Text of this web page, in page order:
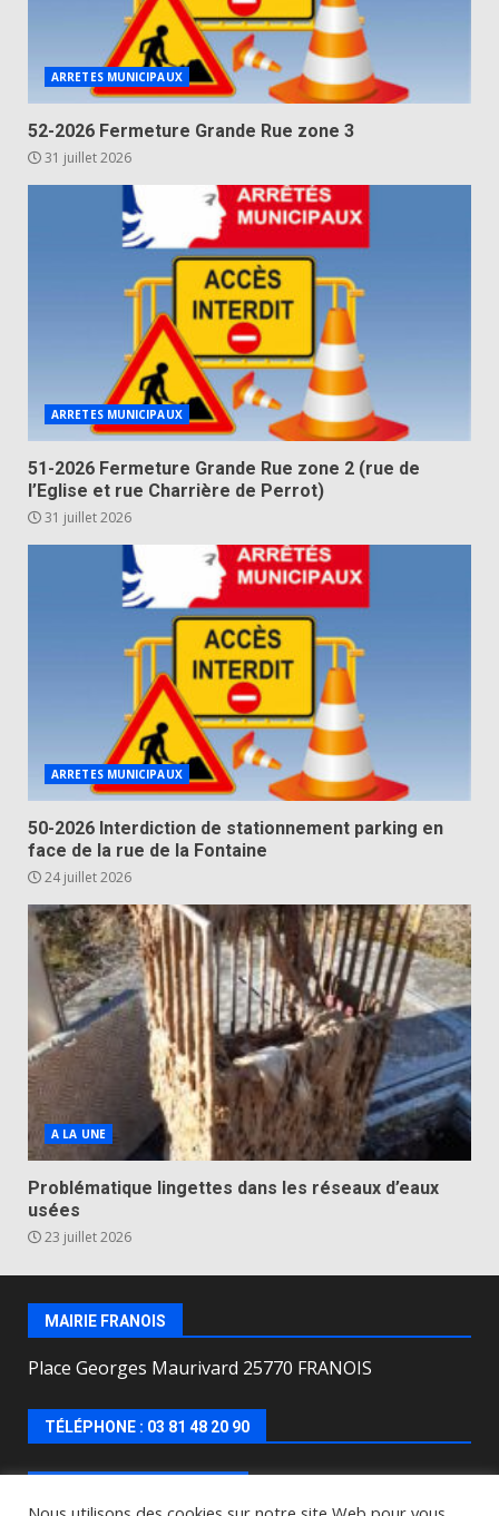
ARRETES MUNICIPAUX
52-2026 Fermeture Grande Rue zone 3
31 juillet 2026
ARRETES MUNICIPAUX
51-2026 Fermeture Grande Rue zone 2 (rue de
l’Eglise et rue Charrière de Perrot)
31 juillet 2026
ARRETES MUNICIPAUX
50-2026 Interdiction de stationnement parking en
face de la rue de la Fontaine
24 juillet 2026
A LA UNE
Problématique lingettes dans les réseaux d’eaux
usées
23 juillet 2026
MAIRIE FRANOIS
Place Georges Maurivard 25770 FRANOIS
TÉLÉPHONE : 03 81 48 20 90